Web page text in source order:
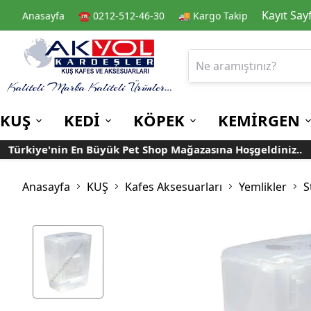
Anasayfa ☎️ 0212-512-46-30 🚚 Kargo Takip Kayıt
KUŞ
Kafes
Muhabbet
Papağan
Taşıma Kafesi
Rulolu Kafes
Kafes Aksesuarları
Yemlikler
Banyoluklar
KEDİ
Kedi Kuru Mamalar Kedi Kumları
Taşımalar
Vitaminler
KÖPEK
Kuru Mamalar Konserve Mamalar
Mama ve Su Kapları
KEMİRGEN
Guinea Pig Yemleri
En Büyük Pet Shop Mağazasına Hoşgeldiniz..
Anasayfa KUŞ Kafes Aksesuarları Yemlikler